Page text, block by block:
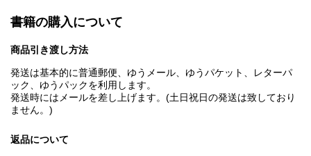
書籍の購入について
商品引き渡し方法
発送は基本的に普通郵便、ゆうメール、ゆうパケット、レターパ
ック、ゆうパックを利用します。
発送時にはメールを差し上げます。(土日祝日の発送は致しており
ません。)
返品について